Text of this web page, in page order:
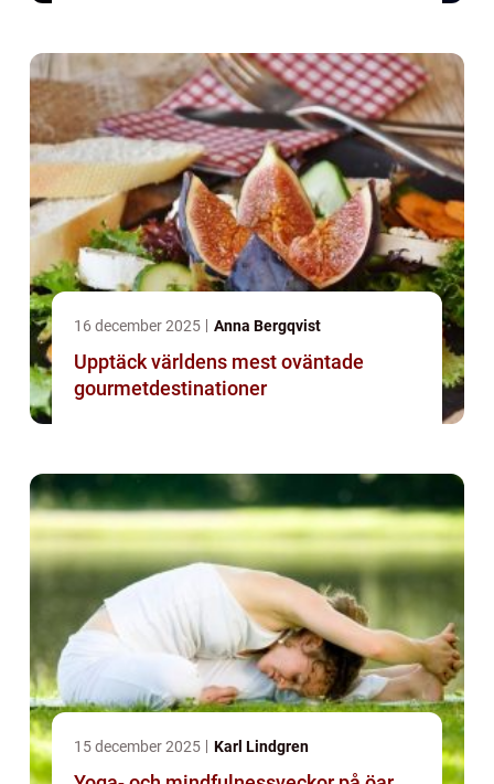
16 december 2025 Anna Bergqvist
Upptäck världens mest oväntade
gourmetdestinationer
15 december 2025 Karl Lindgren